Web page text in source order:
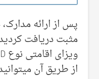
پس از ارائه
مثبت دریافت
از طریق آن